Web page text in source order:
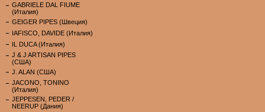
GABRIELE DAL FIUME
(Италия)
GEIGER PIPES (Швеция)
IAFISCO, DAVIDE (Италия)
IL DUCA (Италия)
J & J ARTISAN PIPES
(США)
J. ALAN (США)
JACONO, TONINO
(Италия)
JEPPESEN, PEDER /
NEERUP (Дания)